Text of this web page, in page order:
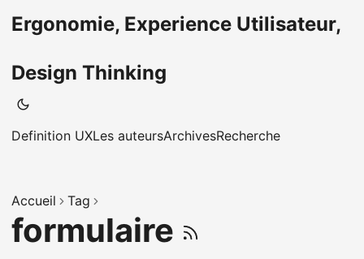
Ergonomie, Experience Utilisateur,
Design Thinking
Definition UXLes auteursArchivesRecherche
Accueil Tag
formulaire